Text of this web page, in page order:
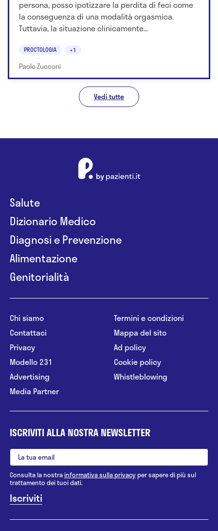
persona, posso ipotizzare la perdita di feci come
la conseguenza di una modalità orgasmica.
Tuttavia, la situazione clinicamente...
PROCTOLOGIA +1
Paolo Zucconi
Vedi tutte
Salute
Dizionario Medico
Diagnosi e Prevenzione
Alimentazione
Genitorialità
Chi siamo
Contattaci
Privacy
Modello 231
Advertising
Media Partner
Termini e condizioni
Mappa del sito
Ad policy
Cookie policy
Whistleblowing
ISCRIVITI ALLA NOSTRA NEWSLETTER
Consulta la nostrainformativa sulla privacy per sapere di più sul
trattamento dei tuoi dati.